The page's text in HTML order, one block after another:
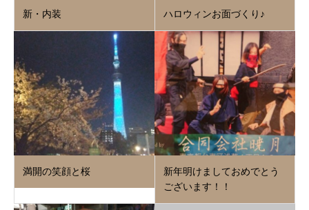
新・内装 ハロウィンお面づくり♪
満開の笑顔と桜
新年明けましておめでとう
ございます！！